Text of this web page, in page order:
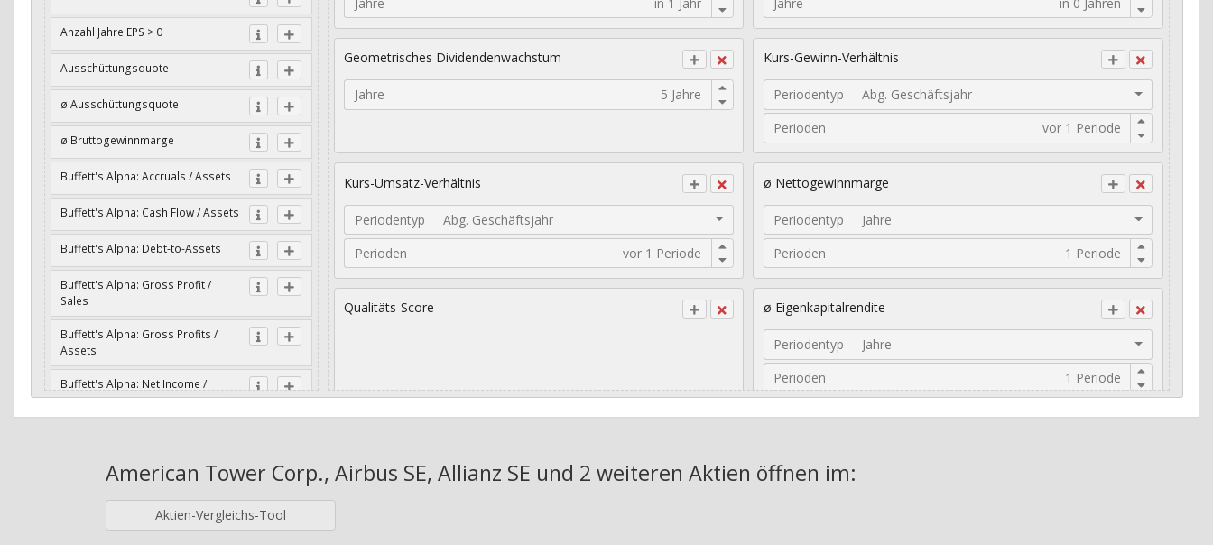
Anzahl Jahre EPS > 0
Ausschüttungsquote
ø Ausschüttungsquote
ø Bruttogewinnmarge
Buffett's Alpha: Accruals / Assets
Buffett's Alpha: Cash Flow / Assets
Buffett's Alpha: Debt-to-Assets
Buffett's Alpha: Gross Profit /
Sales
Buffett's Alpha: Gross Profits /
Assets
Buffett's Alpha: Net Income /
Assets
Buffett's Alpha: Wachstum Gross
Profit / Sales
Buffett's Alpha: Wachstum
Geometrisches Dividendenwachstum
Jahre
Kurs-Gewinn-Verhältnis
Periodentyp
Abg. Geschäftsjahr
Perioden
Kurs-Umsatz-Verhältnis
Periodentyp
Abg. Geschäftsjahr
Perioden
ø Nettogewinnmarge
Periodentyp
Jahre
Perioden
Qualitäts-Score ø Eigenkapitalrendite
Periodentyp
Jahre
Perioden
Jahre Jahre
American Tower Corp., Airbus SE, Allianz SE und 2 weiteren Aktien öffnen im:
Aktien-Vergleichs-Tool